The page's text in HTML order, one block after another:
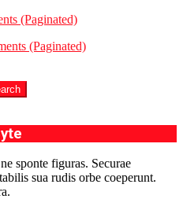
(Paginated)
(Paginated)
sponte figuras. Securae
sua rudis orbe coeperunt.